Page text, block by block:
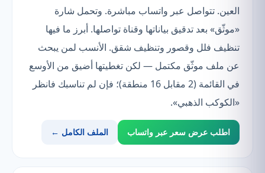
العين. تتواصل عبر واتساب مباشرة. وتحمل شارة
«موثّق» بعد تدقيق بياناتها وقناة تواصلها. أبرز ما فيها
تنظيف فلل وقصور وتنظيف شقق. الأنسب لمن يبحث
عن ملف موثّق مكتمل — لكن تغطيتها أضيق من الأوسع
في القائمة (2 مقابل 16 منطقة)؛ فإن لم تناسبك فانظر
«الكوكب الذهبي».
اطلب عرض سعر عبر واتساب الملف الكامل ←